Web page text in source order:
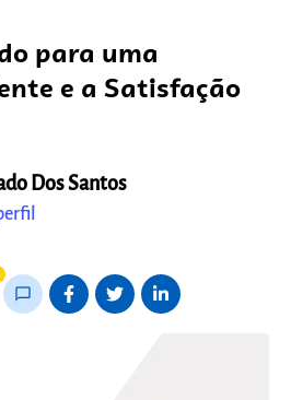
para uma
e a Satisfação
Dos Santos
chat_bubble_outline